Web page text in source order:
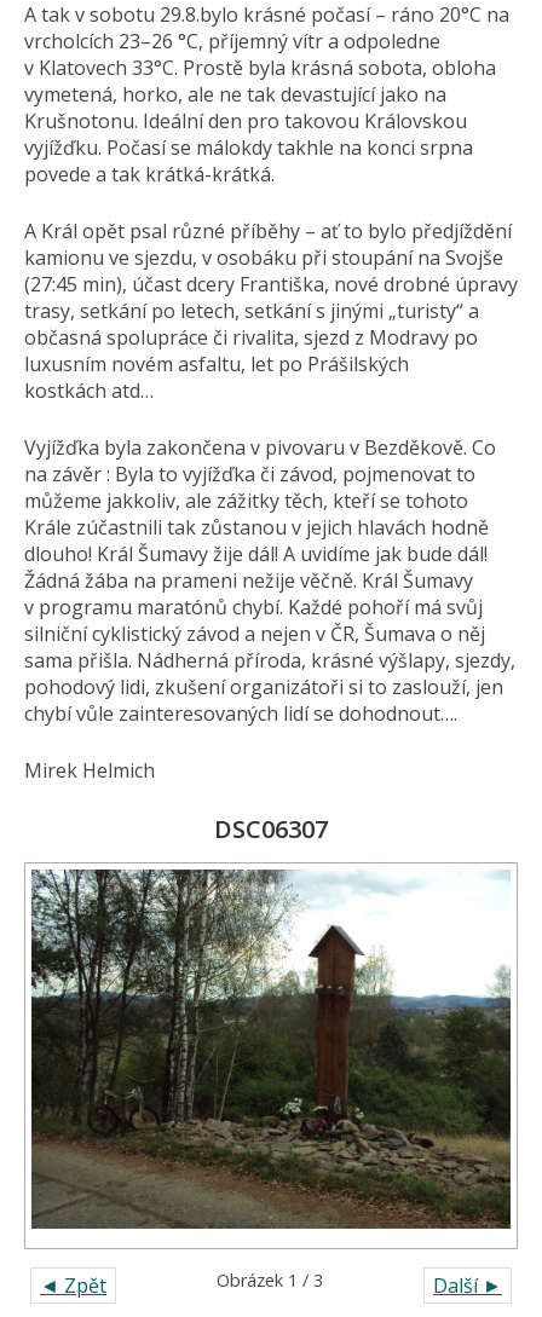
A tak v sobotu 29.8.bylo krásné počasí – ráno 20°C na
vrcholcích 23–26 °C, příjemný vítr a odpoledne
v Klatovech 33°C. Prostě byla krásná sobota, obloha
vymetená, horko, ale ne tak devastující jako na
Krušnotonu. Ideální den pro takovou Královskou
vyjížďku. Počasí se málokdy takhle na konci srpna
povede a tak krátká-krátká.
A Král opět psal různé příběhy – ať to bylo předjíždění
kamionu ve sjezdu, v osobáku při stoupání na Svojše
(27:45 min), účast dcery Františka, nové drobné úpravy
trasy, setkání po letech, setkání s jinými „turisty“ a
občasná spolupráce či rivalita, sjezd z Modravy po
luxusním novém asfaltu, let po Prášilských
kostkách atd…
Vyjížďka byla zakončena v pivovaru v Bezděkově. Co
na závěr : Byla to vyjížďka či závod, pojmenovat to
můžeme jakkoliv, ale zážitky těch, kteří se tohoto
Krále zúčastnili tak zůstanou v jejich hlavách hodně
dlouho! Král Šumavy žije dál! A uvidíme jak bude dál!
Žádná žába na prameni nežije věčně. Král Šumavy
v programu maratónů chybí. Každé pohoří má svůj
silniční cyklistický závod a nejen v ČR, Šumava o něj
sama přišla. Nádherná příroda, krásné výšlapy, sjezdy,
pohodový lidi, zkušení organizátoři si to zaslouží, jen
chybí vůle zainteresovaných lidí se dohodnout….
Mirek Helmich
DSC06307
◄ Zpět Další ►
Obrázek 1 / 3